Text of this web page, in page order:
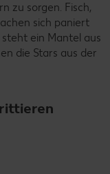
zu sorgen. Fisch,
sich paniert
ein Mantel aus
die Stars aus der